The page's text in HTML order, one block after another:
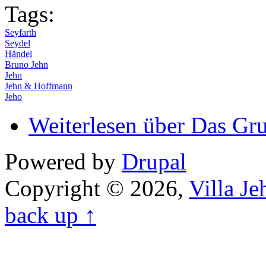
Tags:
Seyfarth
Seydel
Händel
Bruno Jehn
Jehn
Jehn & Hoffmann
Jeho
Weiterlesen über Das
Powered by Drupal
Copyright © 2026, Villa
back up ↑